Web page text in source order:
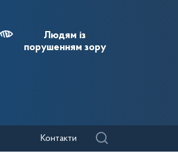
Людям із
порушенням зору
Контакти